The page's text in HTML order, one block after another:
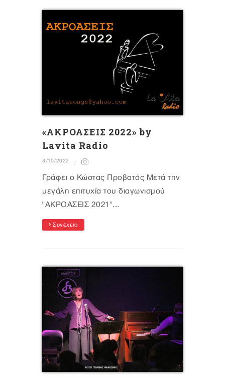
«ΑΚΡΟΑΣΕΙΣ 2022» by
Lavita Radio
8/10/2022
Γράφει ο Κώστας Προβατάς Μετά την
μεγάλη επιτυχία του διαγωνισμού
"ΑΚΡΟΑΣΕΙΣ 2021"...
Συνέχεια